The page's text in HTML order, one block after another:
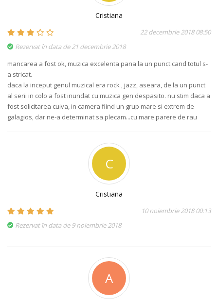
Cristiana
22 decembrie 2018 08:50
Rezervat în data de 21 decembrie 2018
mancarea a fost ok, muzica excelenta pana la un punct cand totul s-
a stricat.
daca la inceput genul muzical era rock , jazz, aseara, de la un punct
al serii in colo a fost inundat cu muzica gen despasito. nu stim daca a
fost solicitarea cuiva, in camera fiind un grup mare si extrem de
galagios, dar ne-a determinat sa plecam...cu mare parere de rau
C
Cristiana
10 noiembrie 2018 00:13
Rezervat în data de 9 noiembrie 2018
A